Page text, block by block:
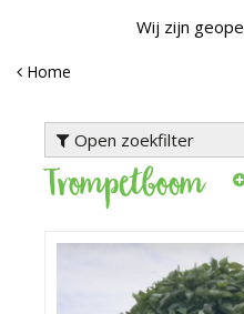
Wij zijn
Home
Open zoekfilter
Trompetboom